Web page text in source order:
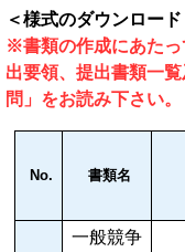
＜様式のダウンロード
※書類の作成にあた
出要領、提出書類一
問」をお読み下さい。
No. 書類名
一般競争